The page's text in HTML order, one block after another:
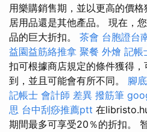
用樂購銷售期，並以更高的價
居用品還是其他產品。 現在，
品的巨大折扣。 茶會 台胞證台
益園益筋絡推拿 聚餐 外燴 記帳
扣可根據商店規定的條件獲得
到，並且可能會有所不同。 腳
記帳士 會計師 差異 撥筋筆
思 台中刮痧推薦ptt 在
期間最多可享受20％的折扣。